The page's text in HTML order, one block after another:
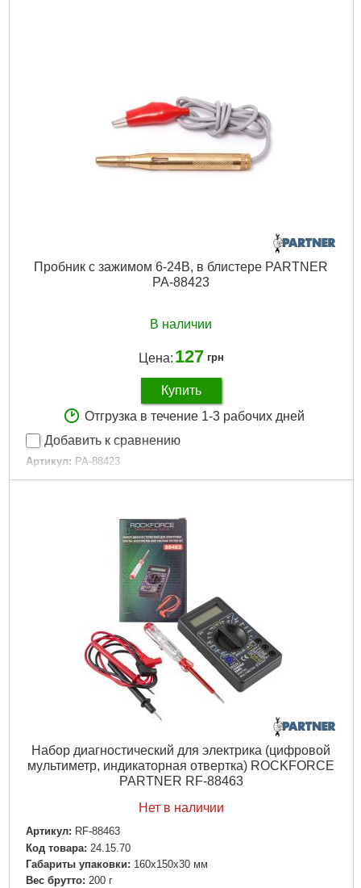
Пробник с зажимом 6-24В, в блистере PARTNER
PA-88423
В наличии
Цена: 127 грн
Купить
Отгрузка в течение 1-3 рабочих дней
Добавить к сравнению
Артикул: PA-88423
Код товара: 24.00.18
Подробнее...
Набор диагностический для электрика (цифровой
мультиметр, индикаторная отвертка) ROCKFORCE
PARTNER RF-88463
Нет в наличии
Артикул: RF-88463
Код товара: 24.15.70
Габариты упаковки: 160x150x30 мм
Вес брутто: 200 г